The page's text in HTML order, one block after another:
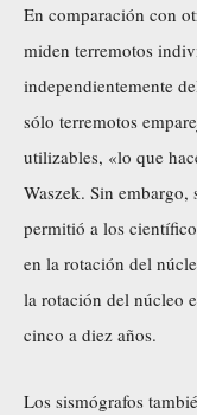
En comparación con
miden terremotos
independientemente
sólo terremotos
utilizables, «lo que
Waszek. Sin
permitió a los
en la rotación del
la rotación del núcleo
cinco a diez años.
Los sismógrafos